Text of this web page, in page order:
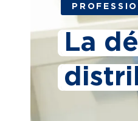
La